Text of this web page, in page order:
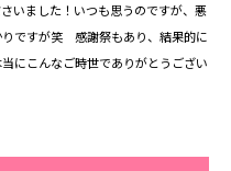
いました！いつも思うのですが、悪
ですが笑 感謝祭もあり、結果的に
にこんなご時世でありがとうござい